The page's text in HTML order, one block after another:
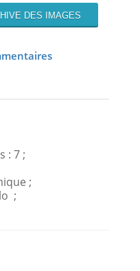
DES IMAGES
: 7 ;
;
;